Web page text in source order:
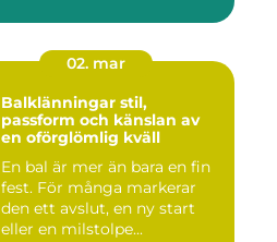
02. mar
Balklänningar stil,
passform och känslan av
en oförglömlig kväll
En bal är mer än bara en fin
fest. För många markerar
den ett avslut, en ny start
eller en milstolpe...